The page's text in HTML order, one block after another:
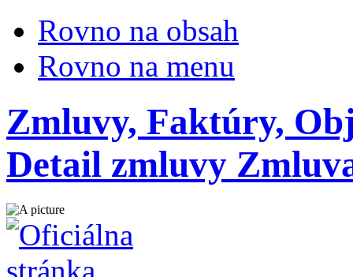
Rovno na obsah
Rovno na menu
Zmluvy, Faktúry,
Detail zmluvy